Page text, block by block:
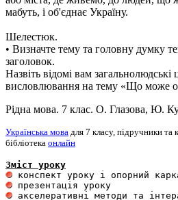
мабуть, і об'єднає Україну.
За
Шелестюк.
• Визначте тему та головну думку
заголовок.
Назвіть відомі вам загальнолюдські
висловлювання на тему «Що може
Рідна мова. 7 клас. О. Глазова, Ю.
Українська мова для 7 класу, підручники та
бібліотека онлайн
Зміст уроку